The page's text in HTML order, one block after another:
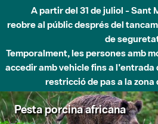
A partir del 31 de juliol - Sant
reobre al públic després del
de
Temporalment, les persones amb
accedir amb vehicle fins a
restricció de pas a la zona
Pesta porcina africana